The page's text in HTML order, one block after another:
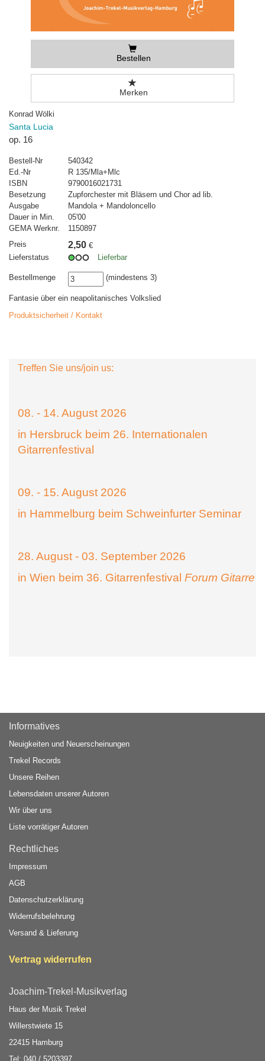
Bestellen
Merken
Konrad Wölki
Santa Lucia
op. 16
Bestell-Nr
540342
Ed.-Nr
R 135/Mla+Mlc
ISBN
9790016021731
Besetzung
Zupforchester mit Bläsern und Chor ad lib.
Ausgabe
Mandola + Mandoloncello
Dauer in Min.
05'00
GEMA Werknr.
1150897
Preis
2,50 €
Lieferstatus
Lieferbar
Bestellmenge (mindestens 3)
Fantasie über ein neapolitanisches Volkslied
Produktsicherheit / Kontakt
Treffen Sie uns/join us:
08. - 14. August 2026
in Hersbruck beim 26. Internationalen
Gitarrenfestival
09. - 15. August 2026
in Hammelburg beim Schweinfurter Seminar
28. August - 03. September 2026
in Wien beim 36. Gitarrenfestival Forum Gitarre
Informatives
Neuigkeiten und Neuerscheinungen
Trekel Records
Unsere Reihen
Lebensdaten unserer Autoren
Wir über uns
Liste vorrätiger Autoren
Rechtliches
Impressum
AGB
Datenschutzerklärung
Widerrufsbelehrung
Versand & Lieferung
Vertrag widerrufen
Joachim-Trekel-Musikverlag
Haus der Musik Trekel
Willerstwiete 15
22415 Hamburg
Tel: 040 / 5203397